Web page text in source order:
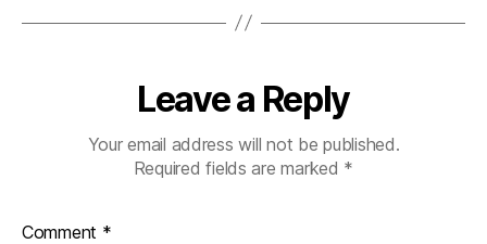
Leave a Reply
Your email address will not be published.
Required fields are marked *
Comment *